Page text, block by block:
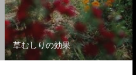
草むしりの効果